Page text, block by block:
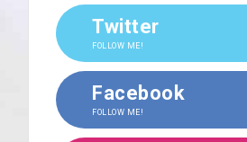
Twitter
FOLLOW ME!
Facebook
FOLLOW ME!